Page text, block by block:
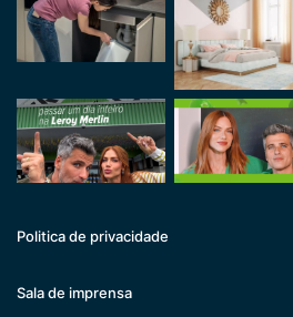
Politica de privacidade
Sala de imprensa